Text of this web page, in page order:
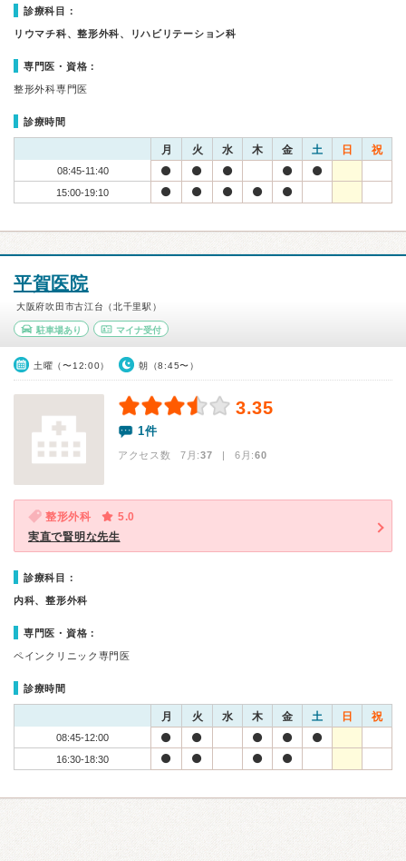
診療科目：
リウマチ科、整形外科、リハビリテーション科
専門医・資格：
整形外科専門医
診療時間
月 火 水 木 金 土 日 祝
08:45-11:40
15:00-19:10
平賀医院
大阪府吹田市古江台（北千里駅）
駐車場あり マイナ受付
土曜（〜12:00） 朝（8:45〜）
3.35
1件
アクセス数 7月:37 | 6月:60
整形外科
5.0
実直で賢明な先生
診療科目：
内科、整形外科
専門医・資格：
ペインクリニック専門医
診療時間
月 火 水 木 金 土 日 祝
08:45-12:00
16:30-18:30